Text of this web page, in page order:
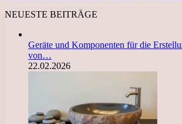
NEUESTE BEITRÄGE
Geräte und Komponenten für die
von…
22.02.2026